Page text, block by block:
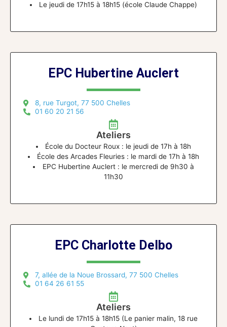
Le jeudi de 17h15 à 18h15 (école Claude Chappe)
EPC Hubertine Auclert
8, rue Turgot, 77 500 Chelles
01 60 20 21 56
Ateliers
École du Docteur Roux : le jeudi de 17h à 18h
École des Arcades Fleuries : le mardi de 17h à 18h
EPC Hubertine Auclert : le mercredi de 9h30 à
11h30
EPC Charlotte Delbo
7, allée de la Noue Brossard, 77 500 Chelles
01 64 26 61 55
Ateliers
Le lundi de 17h15 à 18h15 (Le panier malin, 18 rue